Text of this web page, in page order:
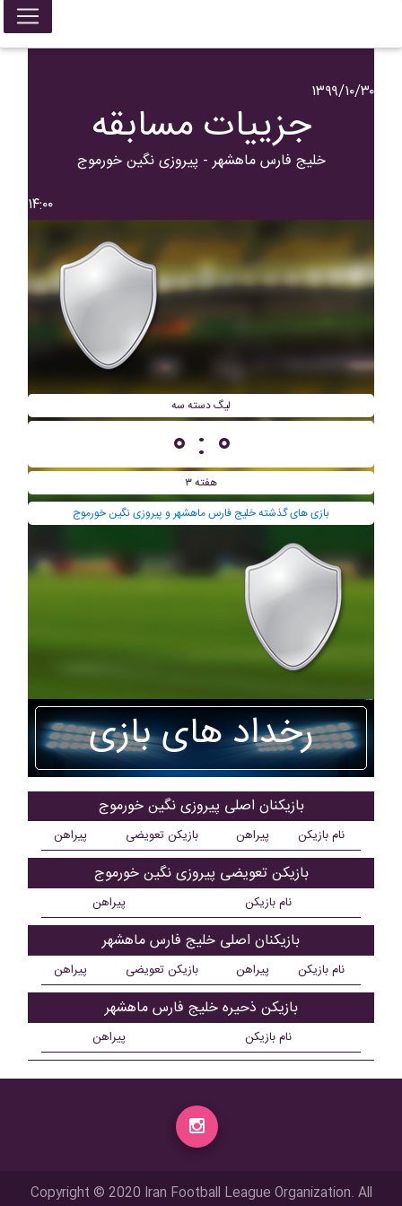
۱۳۹۹/۱۰/۳۰
جزییات مسابقه
خلیج فارس ماهشهر - پیروزی نگین خورموج
۱۴:۰۰
ليگ دسته سه
۰ : ۰
هفته ۳
بازی های گذشته خلیج فارس ماهشهر و پیروزی نگین خورموج
رخداد های بازی
بازیکنان اصلی پیروزی نگین خورموج
نام بازیکن پیراهن بازیکن تعویضی پیراهن
بازیکن تعویضی پیروزی نگین خورموج
نام بازیکن پیراهن
بازیکنان اصلی خلیج فارس ماهشهر
نام بازیکن پیراهن بازیکن تعویضی پیراهن
بازیکن ذحیره خلیج فارس ماهشهر
نام بازیکن پیراهن
Copyright © 2020 Iran Football League Organization. All